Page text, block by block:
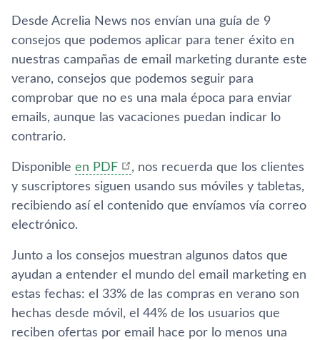
Desde Acrelia News nos enví­an una guí­a de 9
consejos que podemos aplicar para tener éxito en
nuestras campañas de email marketing durante este
verano, consejos que podemos seguir para
comprobar que no es una mala época para enviar
emails, aunque las vacaciones puedan indicar lo
contrario.
Disponible en PDF
, nos recuerda que los clientes
y suscriptores siguen usando sus móviles y tabletas,
recibiendo así­ el contenido que enví­amos ví­a correo
electrónico.
Junto a los consejos muestran algunos datos que
ayudan a entender el mundo del email marketing en
estas fechas: el 33% de las compras en verano son
hechas desde móvil, el 44% de los usuarios que
reciben ofertas por email hace por lo menos una